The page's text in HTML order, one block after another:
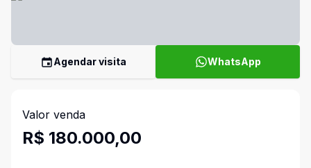
Agendar visita WhatsApp
Valor venda
R$ 180.000,00